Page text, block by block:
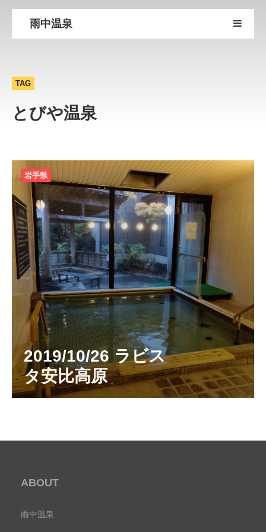
雨中温泉
TAG
とびや温泉
2019/10/26 ラビス
タ安比高原
岩手県
ABOUT
雨中温泉